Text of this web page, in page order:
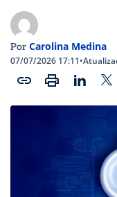
Por Carolina Medina
07/07/2026 17:11•